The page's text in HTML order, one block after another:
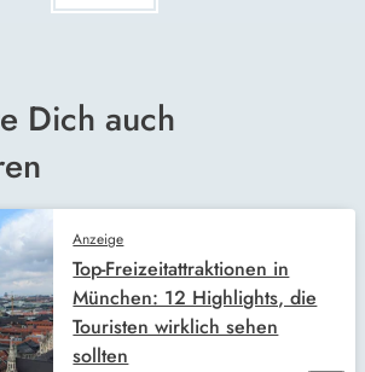
Dich auch
Anzeige
Top-Freizeitattraktionen in
München: 12 Highlights, die
Touristen wirklich sehen
sollten